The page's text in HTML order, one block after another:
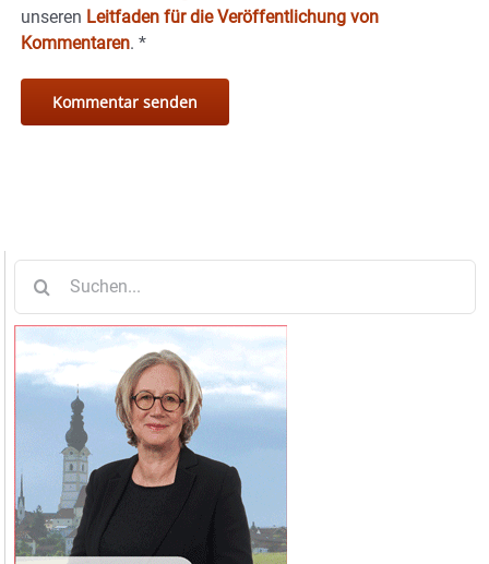
unseren Leitfaden für die Veröffentlichung von
Kommentaren. *
nach: